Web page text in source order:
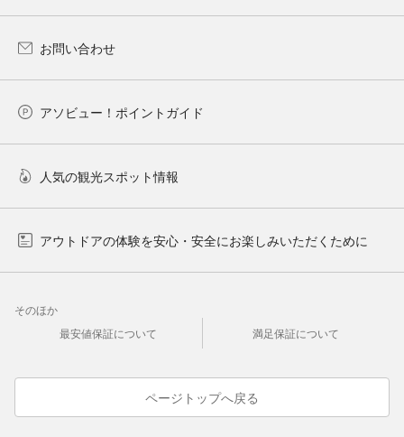
お問い合わせ
アソビュー！ポイントガイド
人気の観光スポット情報
アウトドアの体験を安心・安全にお楽しみいただくために
そのほか
最安値保証について
満足保証について
ページトップへ戻る